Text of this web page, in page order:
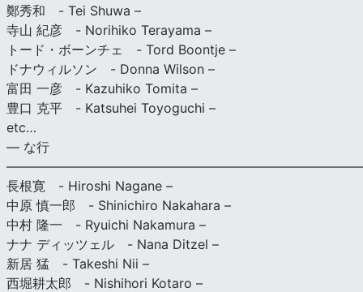
鄭秀和 - Tei Shuwa –
寺山 紀彦 - Norihiko Terayama –
トード・ボーンチェ - Tord Boontje –
ドナウィルソン - Donna Wilson –
富田 一彦 - Kazuhiko Tomita –
豊口 克平 - Katsuhei Toyoguchi –
etc…
— な行
長根寛 - Hiroshi Nagane –
中原 慎一郎 - Shinichiro Nakahara –
中村 隆一 - Ryuichi Nakamura –
ナナ ディッツェル - Nana Ditzel –
新居 猛 - Takeshi Nii –
西堀耕太郎 - Nishihori Kotaro –